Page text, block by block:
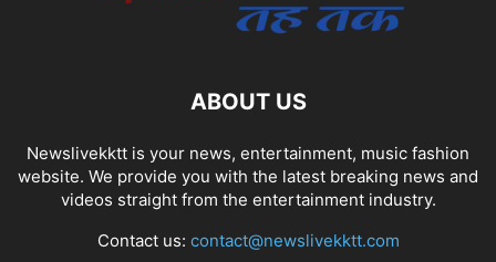
ABOUT US
Newslivekktt is your news, entertainment, music fashion
website. We provide you with the latest breaking news and
videos straight from the entertainment industry.
Contact us: contact@newslivekktt.com